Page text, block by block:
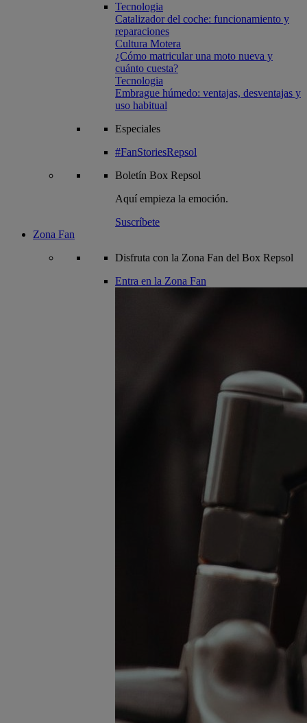
Tecnologia
Catalizador del coche: funcionamiento y
reparaciones
Cultura Motera
¿Cómo matricular una moto nueva y
cuánto cuesta?
Tecnologia
Embrague húmedo: ventajas, desventajas y
uso habitual
Especiales
#FanStoriesRepsol
Boletín Box Repsol
Aquí empieza la emoción.
Suscríbete
Zona Fan
Disfruta con la Zona Fan del Box Repsol
Entra en la Zona Fan